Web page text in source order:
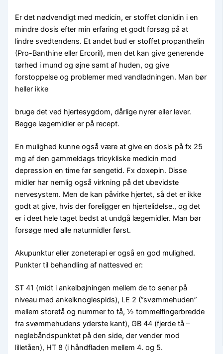
Er det nødvendigt med medicin, er stoffet clonidin i en
mindre dosis efter min erfaring et godt forsøg på at
lindre svedtendens. Et andet bud er stoffet propanthelin
(Pro-Banthine eller Ercoril), men det kan give generende
tørhed i mund og øjne samt af huden, og give
forstoppelse og problemer med vandladningen. Man bør
heller ikke
bruge det ved hjertesygdom, dårlige nyrer eller lever.
Begge lægemidler er på recept.
En mulighed kunne også være at give en dosis på fx 25
mg af den gammeldags tricykliske medicin mod
depression en time før sengetid. Fx doxepin. Disse
midler har nemlig også virkning på det ubevidste
nervesystem. Men de kan påvirke hjertet, så det er ikke
godt at give, hvis der foreligger en hjertelidelse., og det
er i deet hele taget bedst at undgå lægemidler. Man bør
forsøge med alle naturmidler først.
Akupunktur eller zoneterapi er også en god mulighed.
Punkter til behandling af nattesved er:
ST 41 (midt i ankelbøjningen mellem de to sener på
niveau med ankelknoglespids), LE 2 (”svømmehuden”
mellem storetå og nummer to tå, ½ tommelfingerbredde
fra svømmehudens yderste kant), GB 44 (fjerde tå –
neglebåndspunktet på den side, der vender mod
lilletåen), HT 8 (i håndfladen mellem 4. og 5.